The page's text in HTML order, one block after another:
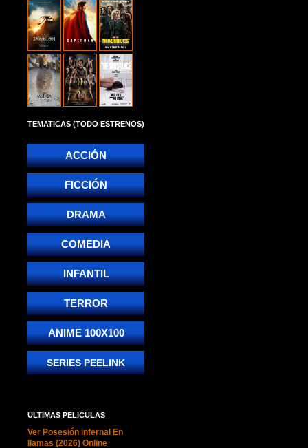
TEMATICAS (TODO ESTRENOS)
ACCIÓN
FICCIÓN
DRAMA
COMEDIA
INFANTIL
TERROR
ANIME 100X100
SERIES PEELINK
ULTIMAS PELICULAS
Ver Posesión infernal En
llamas (2026) Online